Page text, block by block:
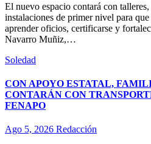
El nuevo espacio contará con
instalaciones de primer nivel para
aprender oficios, certificarse y
Navarro Muñiz,…
Soledad
CON APOYO ESTATAL,
CONTARÁN CON
FENAPO
Ago 5, 2026 Redacción